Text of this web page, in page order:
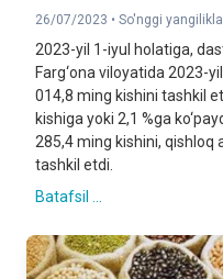
26/07/2023 • So'nggi
2023-yil 1-iyul holatiga,
Farg‘ona viloyatida 2023-
014,8 ming kishini tashkil
kishiga yoki 2,1 %ga
285,4 ming kishini, qishloq
tashkil etdi.
Batafsil ...